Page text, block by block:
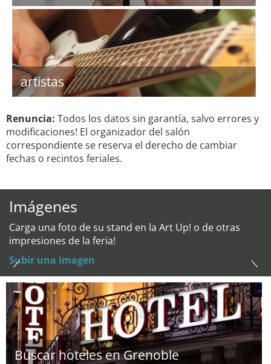
artistas
Renuncia: Todos los datos sin garantía, salvo errores y
modificaciones! El organizador del salón
correspondiente se reserva el derecho de cambiar
fechas o recintos feriales.
Imágenes
Carga una foto de su stand en la Art Up! o de otras
impresiones de la feria!
Subir una imagen
Buscar hoteles en Grenoble